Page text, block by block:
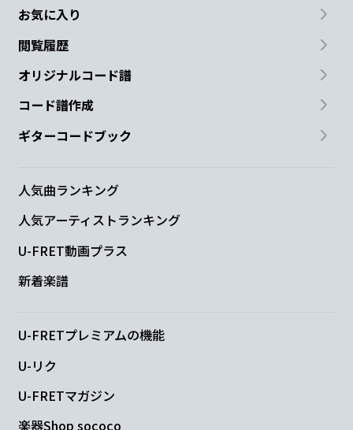
お気に入り
閲覧履歴
オリジナルコード譜
コード譜作成
ギターコードブック
人気曲ランキング
人気アーティストランキング
U-FRET動画プラス
新着楽譜
U-FRETプレミアムの機能
U-リク
U-FRETマガジン
楽器Shop sococo